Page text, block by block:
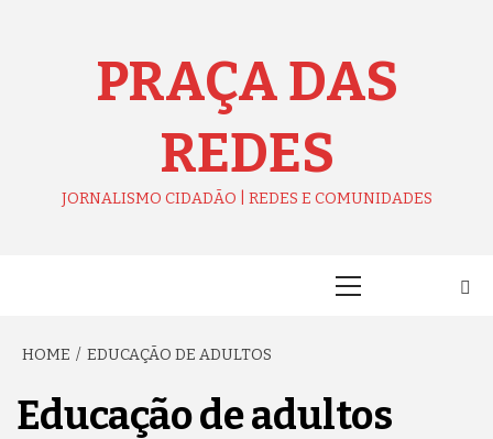
PRAÇA DAS
REDES
JORNALISMO CIDADÃO | REDES E COMUNIDADES
HOME EDUCAÇÃO DE ADULTOS
Educação de adultos